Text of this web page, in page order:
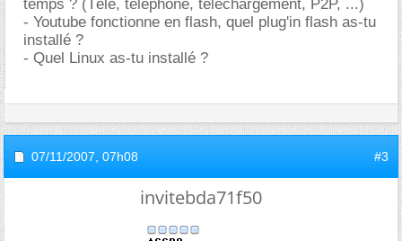
temps ? (Télé, téléphone, téléchargement, P2P, ...)
- Youtube fonctionne en flash, quel plug'in flash as-tu
installé ?
- Quel Linux as-tu installé ?
07/11/2007, 07h08 #3
invitebda71f50